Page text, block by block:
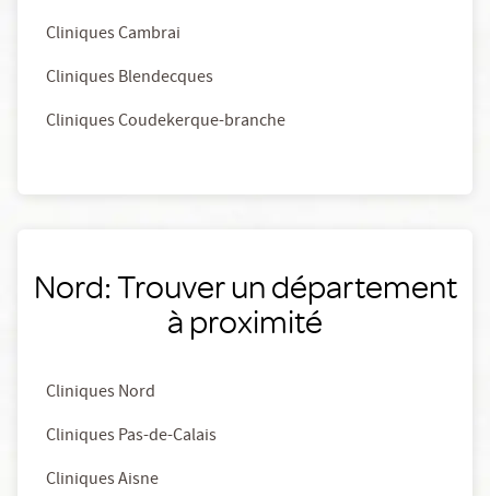
Cliniques Cambrai
Cliniques Blendecques
Cliniques Coudekerque-branche
Nord: Trouver un département
à proximité
Cliniques Nord
Cliniques Pas-de-Calais
Cliniques Aisne